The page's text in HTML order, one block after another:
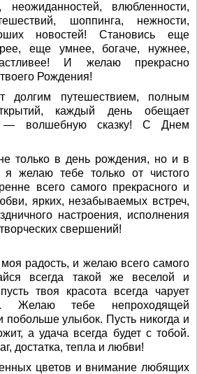
неожиданностей, влюбленности,
шоппинга, нежности,
новостей! Становись еще
еще умнее, богаче, нужнее,
И желаю прекрасно
Рождения!
долгим путешествием, полным
каждый день обещает
— волшебную сказку! С Днем
только в день рождения, но и в
желаю тебе только от чистого
всего самого прекрасного и
ярких, незабываемых встреч,
настроения, исполнения
свершений!
радость, и желаю всего самого
всегда такой же веселой и
твоя красота всегда чарует
Желаю тебе непроходящей
побольше улыбок. Пусть никогда и
а удача всегда будет с тобой.
достатка, тепла и любви!
цветов и внимание любящих